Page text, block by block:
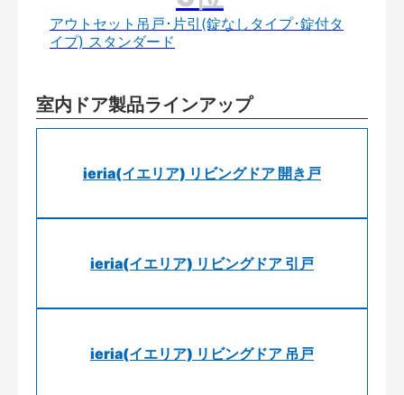
アウトセット吊戸･片引(錠なしタイプ･錠付タ
イプ) スタンダード
室内ドア製品ラインアップ
ieria(イエリア) リビングドア 開き戸
ieria(イエリア) リビングドア 引戸
ieria(イエリア) リビングドア 吊戸